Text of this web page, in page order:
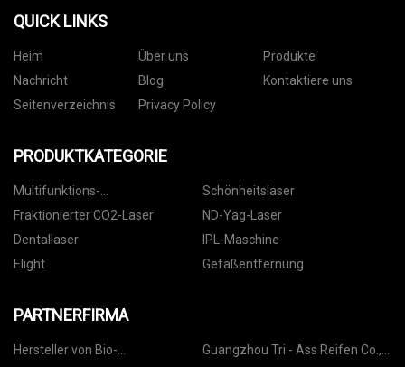
QUICK LINKS
Heim Über uns
Produkte
Nachricht
Blog
Kontaktiere uns
Seitenverzeichnis
Privacy Policy
PRODUKTKATEGORIE
Multifunktions-
Schönheitsmaschine
Schönheitslaser
Fraktionierter CO2-Laser
ND-Yag-Laser
Dentallaser
IPL-Maschine
Elight
Gefäßentfernung
PARTNERFIRMA
Hersteller von Bio-
Guangzhou Tri - Ass Reifen Co.,